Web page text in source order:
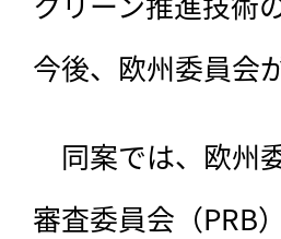
今後、欧州委員会
同案では、欧州
審査委員会（PRB